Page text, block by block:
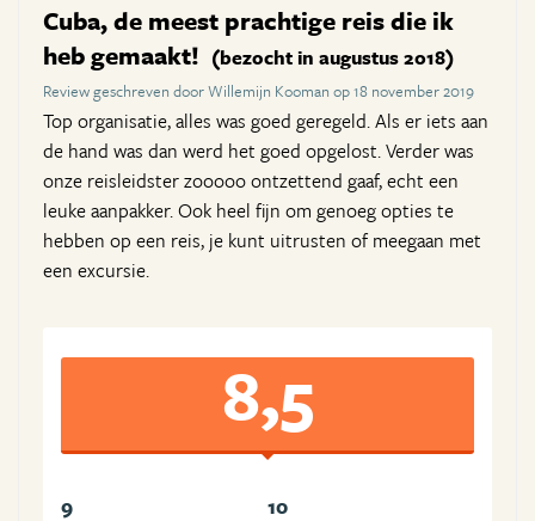
Cuba, de meest prachtige reis die ik
heb gemaakt! (bezocht in augustus 2018)
Review geschreven door Willemijn Kooman op 18 november 2019
Top organisatie, alles was goed geregeld. Als er iets aan
de hand was dan werd het goed opgelost. Verder was
onze reisleidster zooooo ontzettend gaaf, echt een
leuke aanpakker. Ook heel fijn om genoeg opties te
hebben op een reis, je kunt uitrusten of meegaan met
een excursie.
8,5
9 10